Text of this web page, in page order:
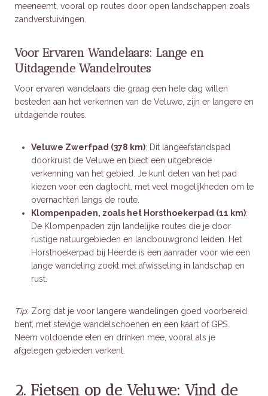
meeneemt, vooral op routes door open landschappen zoals
zandverstuivingen.
Voor Ervaren Wandelaars: Lange en
Uitdagende Wandelroutes
Voor ervaren wandelaars die graag een hele dag willen
besteden aan het verkennen van de Veluwe, zijn er langere en
uitdagende routes.
Veluwe Zwerfpad (378 km): Dit langeafstandspad
doorkruist de Veluwe en biedt een uitgebreide
verkenning van het gebied. Je kunt delen van het pad
kiezen voor een dagtocht, met veel mogelijkheden om te
overnachten langs de route.
Klompenpaden, zoals het Horsthoekerpad (11 km):
De Klompenpaden zijn landelijke routes die je door
rustige natuurgebieden en landbouwgrond leiden. Het
Horsthoekerpad bij Heerde is een aanrader voor wie een
lange wandeling zoekt met afwisseling in landschap en
rust.
Tip: Zorg dat je voor langere wandelingen goed voorbereid
bent, met stevige wandelschoenen en een kaart of GPS.
Neem voldoende eten en drinken mee, vooral als je
afgelegen gebieden verkent.
2. Fietsen op de Veluwe: Vind de